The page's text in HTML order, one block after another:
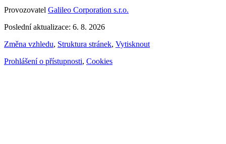
Provozovatel Galileo Corporation s.r.o.
Poslední aktualizace: 6. 8. 2026
Změna vzhledu, Struktura stránek, Vytisknout
Prohlášení o přístupnosti, Cookies